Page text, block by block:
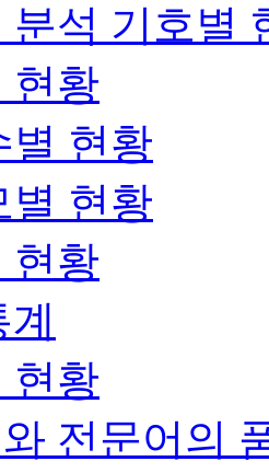
분석 기호별
현황
별 현황
별 현황
현황
계
현황
전문어의